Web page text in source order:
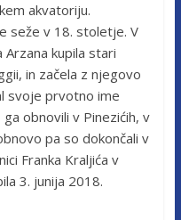
akvatoriju.
seže v 18. stoletje. V
kupila stari
in začela z njegovo
svoje prvotno ime
obnovili v Pinezićih, v
pa so dokončali v
Franka Kraljića v
3. junija 2018.